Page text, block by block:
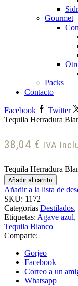
Gourmet
Packs
Contacto
Facebook Twitter
Tequila Herradura
38,04 € IVA
Tequila Herradura
Añadir al carrito
Añadir a la lista de
SKU: 1172
Categorías Destilados,
Etiquetas: Agave azul,
Tequila Blanco
Comparte:
Gorjeo
Facebook
Correo a un
Whatsapp